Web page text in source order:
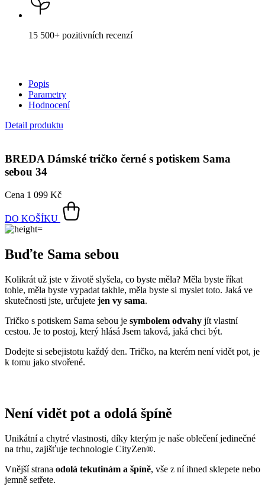
15 500+ pozitivních recenzí
Popis
Parametry
Hodnocení
Detail produktu
BREDA Dámské tričko černé s potiskem Sama
sebou 34
Cena 1 099 Kč
DO KOŠÍKU
Buďte Sama sebou
Kolikrát už jste v životě slyšela, co byste měla? Měla byste říkat
tohle, měla byste vypadat takhle, měla byste si myslet toto. Jaká ve
skutečnosti jste, určujete jen vy sama.
Tričko s potiskem Sama sebou je symbolem odvahy jít vlastní
cestou. Je to postoj, který hlásá Jsem taková, jaká chci být.
Dodejte si sebejistotu každý den. Tričko, na kterém není vidět pot, je
k tomu jako stvořené.
Není vidět pot a odolá špíně
Unikátní a chytré vlastnosti, díky kterým je naše oblečení jedinečné
na trhu, zajišťuje technologie CityZen®.
Vnější strana odolá tekutinám a špíně, vše z ní ihned sklepete nebo
jemně setřete.